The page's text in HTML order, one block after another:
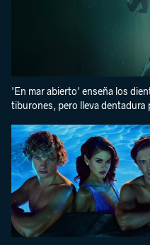
'En mar abierto' enseña los
tiburones, pero lleva dentadura